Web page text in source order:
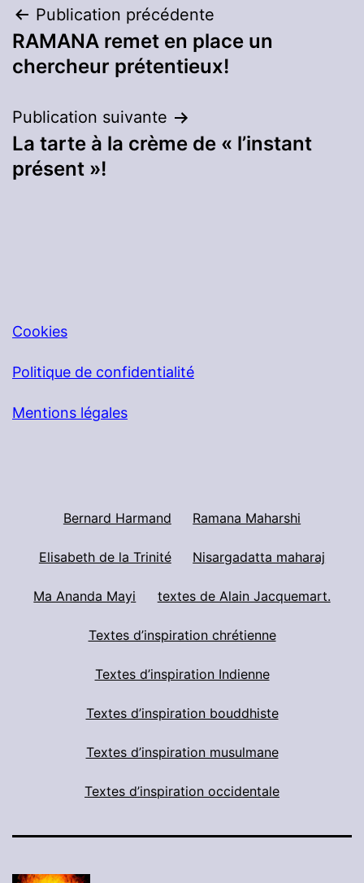
Navigation
de
Publication précédente
RAMANA remet en place un
chercheur prétentieux!
Publication suivante
La tarte à la crème de « l’instant
présent »!
Cookies
Politique de confidentialité
Mentions légales
Bernard Harmand Ramana Maharshi
Elisabeth de la Trinité Nisargadatta maharaj
Ma Ananda Mayi textes de Alain Jacquemart.
Textes d’inspiration chrétienne
Textes d’inspiration Indienne
Textes d’inspiration bouddhiste
Textes d’inspiration musulmane
Textes d’inspiration occidentale